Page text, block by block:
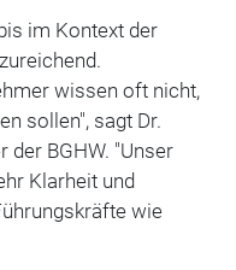
im Kontext der
wissen oft nicht,
sollen", sagt Dr.
der BGHW. "Unser
Klarheit und
wie